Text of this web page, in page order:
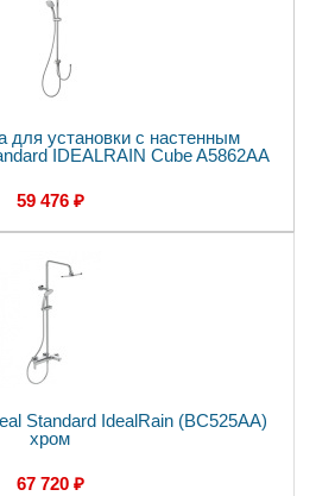
для установки с настенным
IDEALRAIN Cube A5862AA
59 476 ₽
Standard IdealRain (BC525AA)
хром
67 720 ₽